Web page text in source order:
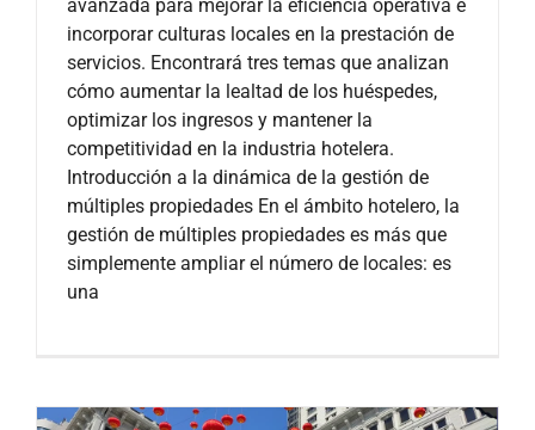
avanzada para mejorar la eficiencia operativa e
incorporar culturas locales en la prestación de
servicios. Encontrará tres temas que analizan
cómo aumentar la lealtad de los huéspedes,
optimizar los ingresos y mantener la
competitividad en la industria hotelera.
Introducción a la dinámica de la gestión de
múltiples propiedades En el ámbito hotelero, la
gestión de múltiples propiedades es más que
simplemente ampliar el número de locales: es
una